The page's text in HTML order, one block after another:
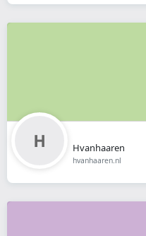
Hvanhaaren
hvanhaaren.nl